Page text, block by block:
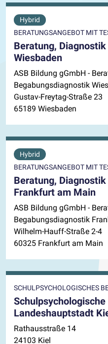
Hybrid
BERATUNGSANGEBOT MIT
Beratung,
Wiesbaden
ASB Bildung gGmbH -
Begabungsdiagnostik
Gustav-Freytag-Straße 23
65189 Wiesbaden
Hybrid
BERATUNGSANGEBOT MIT
Beratung,
Frankfurt am Main
ASB Bildung gGmbH -
Begabungsdiagnostik
Wilhelm-Hauff-Straße 2-4
60325 Frankfurt am Main
SCHULPSYCHOLOGISCHES
Landeshauptstadt
Rathausstraße 14
24103 Kiel